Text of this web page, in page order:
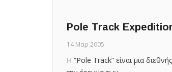
Pole Track
14 Μαρ 2005
Η “Pole Track” είναι μια